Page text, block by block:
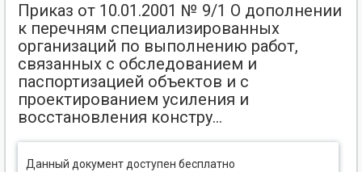
Приказ от 10.01.2001 № 9/1 О дополнении
к перечням специализированных
организаций по выполнению работ,
связанных с обследованием и
паспортизацией объектов и с
проектированием усиления и
восстановления констру...
Данный документ доступен бесплатно